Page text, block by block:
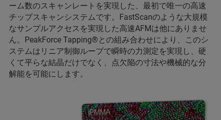
ーム数のスキャンレートを実現した、最初で唯一の高速
チップスキャンシステムです。FastScanのような大規模
なサンプルアクセスを実現した高速AFMは他にありませ
ん。PeakForce Tapping®との組み合わせにより、このシ
ステムはリニア制御ループで瞬時の力測定を実現し、硬
くて平らな結晶だけでなく、点欠陥の寸法や機械的な分
解能を可能にします。